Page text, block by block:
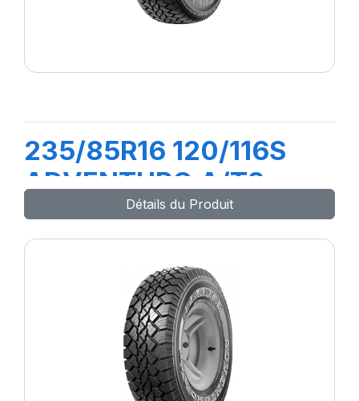
235/85R16 120/116S
ADVENTURO A/T2
Détails du Produit